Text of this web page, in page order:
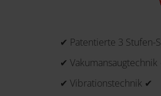
✔ Patentierte 3 Stufen-
✔ Vakumansaugtechnik
✔ Vibrationstechnik ✔